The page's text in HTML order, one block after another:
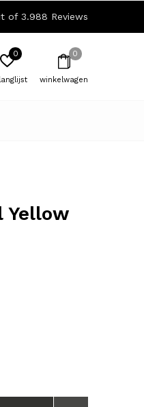
0
winkelwagen
0
of 3.988 Reviews
Yellow